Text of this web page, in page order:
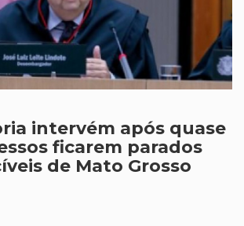
intervém após quase
ficarem parados
de Mato Grosso